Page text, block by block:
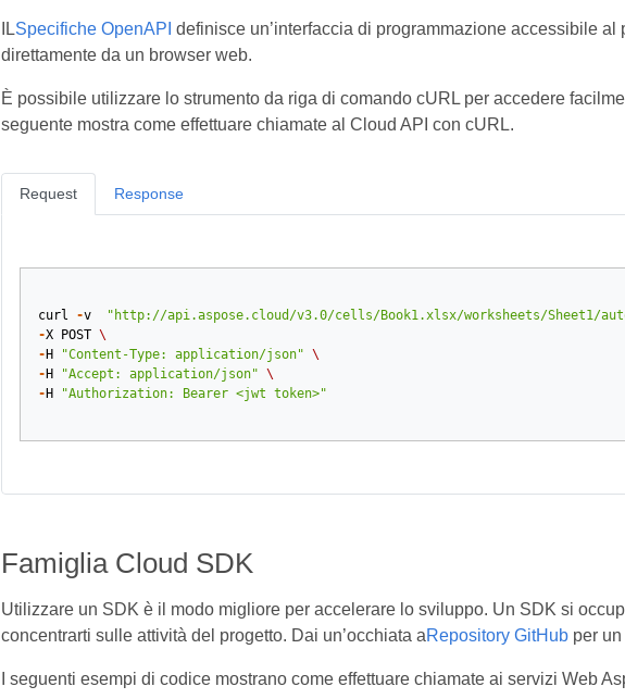
ILSpecifiche OpenAPI definisce un’interfaccia di programmazione accessibile
direttamente da un browser web.
È possibile utilizzare lo strumento da riga di comando cURL per accedere
seguente mostra come effettuare chiamate al Cloud API con cURL.
Request
curl -v "http://api.aspose.cloud/v3.0/cells/Book1.xlsx/worksheets/Sheet1/
-X POST \
- H "Content-Type: application/json" \
- H "Accept: application/json" \
- H "Authorization: Bearer <jwt token>"
Response
Famiglia Cloud SDK
Utilizzare un SDK è il modo migliore per accelerare lo sviluppo. Un SDK si
concentrarti sulle attività del progetto. Dai un’occhiata aRepository GitHubper un
I seguenti esempi di codice mostrano come effettuare chiamate ai servizi Web